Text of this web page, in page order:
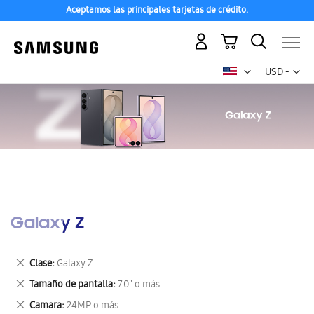
Aceptamos las principales tarjetas de crédito.
USD -
dólar
Mi carrito
Galaxy Z
Clase Galaxy Z
Eliminar
este
artículo
Tamaño de pantalla 7.0" o más
Eliminar
este
Camara 24MP o más
Eliminar